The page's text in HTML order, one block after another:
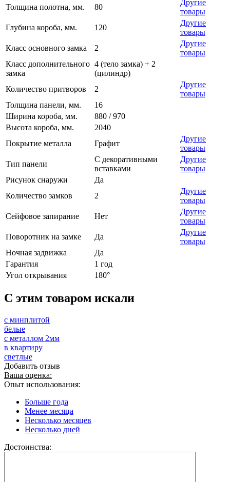
Толщина полотна, мм. 80
Другие
товары
Глубина короба, мм.
120
Другие
товары
Класс основного замка
2
Другие
товары
Класс дополнительного
замка
4 (тело замка) + 2
(цилиндр)
Количество притворов
2
Другие
товары
Толщина панели, мм.
16
Ширина короба, мм.
880 / 970
Высота короба, мм.
2040
Покрытие металла
Графит
Другие
товары
Тип панели
С декоративными
вставками
Другие
товары
Рисунок снаружи
Да
Количество замков
2
Другие
товары
Сейфовое запирание
Нет
Другие
товары
Поворотник на замке
Да
Другие
товары
Ночная задвижка
Да
Гарантия
1 год
Угол открывания
180°
C этим товаром искали
с минплитой
белые
с металлом 2мм
в квартиру
светлые
Добавить отзыв
Ваша оценка:
Опыт использования:
Больше года
Менее месяца
Несколько месяцев
Несколько дней
Достоинства: